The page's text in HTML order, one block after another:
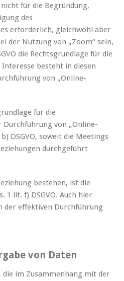
für die Begründung,
des
erforderlich, gleichwohl aber
der Nutzung von „Zoom“ sein,
die Rechtsgrundlage für die
besteht in diesen
von „Online-
für die
von „Online-
DSGVO, soweit die Meetings
durchgeführt
bestehen, ist die
1 lit. f) DSGVO. Auch hier
der effektiven Durchführung
von Daten
die im Zusammenhang mit der